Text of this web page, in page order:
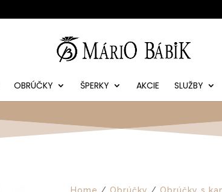
OBRÚČKY ŠPERKY AKCIE SLUŽBY